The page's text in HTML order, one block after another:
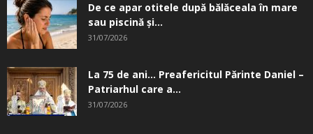
De ce apar otitele după bălăceala în mare
sau piscină și...
31/07/2026
La 75 de ani… Preafericitul Părinte Daniel –
Patriarhul care a...
31/07/2026